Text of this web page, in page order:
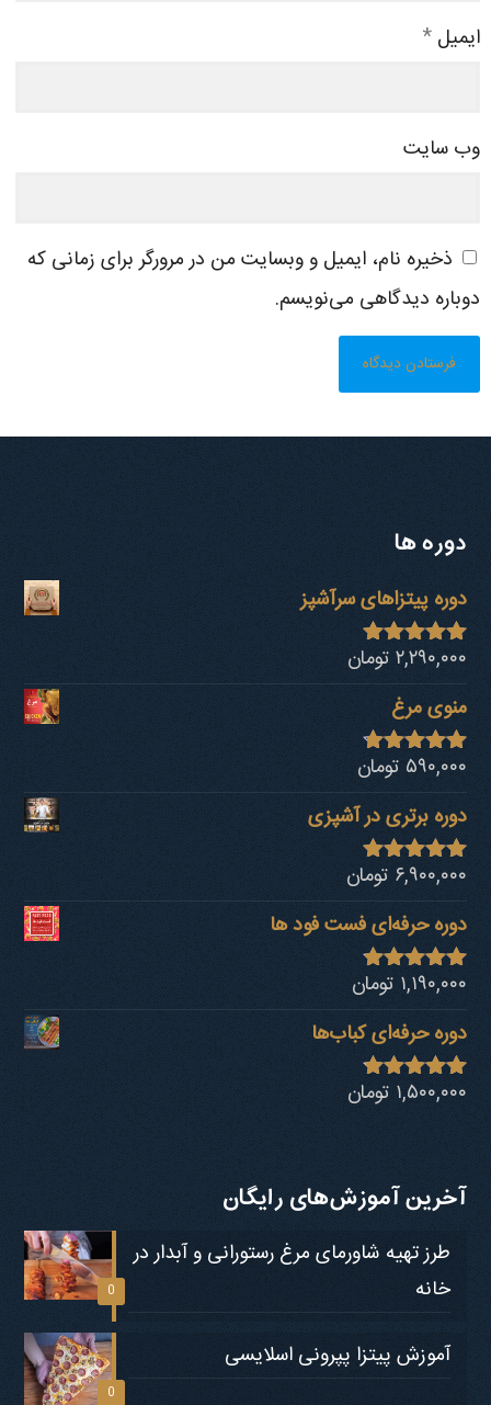
ایمیل *
وب‌ سایت
ذخیره نام، ایمیل و وبسایت من در مرورگر برای زمانی که
دوباره دیدگاهی می‌نویسم.
دوره ها
دوره پیتزاهای سرآشپز
نمره4.94
از 5
۲,۲۹۰,۰۰۰ تومان
منوی مرغ
نمره4.68
از 5
۵۹۰,۰۰۰ تومان
دوره برتری در آشپزی
نمره4.92
از 5
۶,۹۰۰,۰۰۰ تومان
دوره حرفه‌ای فست فود ها
نمره4.80
از 5
۱,۱۹۰,۰۰۰ تومان
دوره حرفه‌ای کباب‎‌ها
نمره4.73
۱,۵۰۰,۰۰۰ تومان
آخرین آموزش‌های رایگان
0
طرز تهیه شاورمای مرغ رستورانی و آبدار در
خانه
0
آموزش پیتزا پپرونی اسلایسی